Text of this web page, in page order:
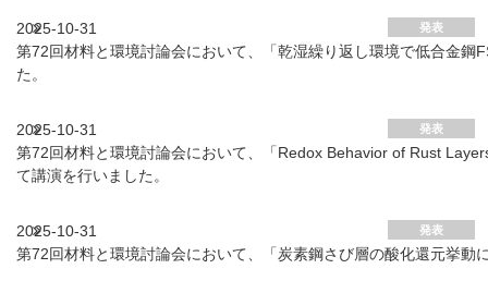
2025-10-31 発表
第72回材料と環境討論会において、「乾湿繰り返し環境で低合⾦
た。
2025-10-31 発表
第72回材料と環境討論会において、「Redox Behavior of Rust
て講演を行いました。
2025-10-31 発表
第72回材料と環境討論会において、「炭素鋼さび層の酸化還元挙動